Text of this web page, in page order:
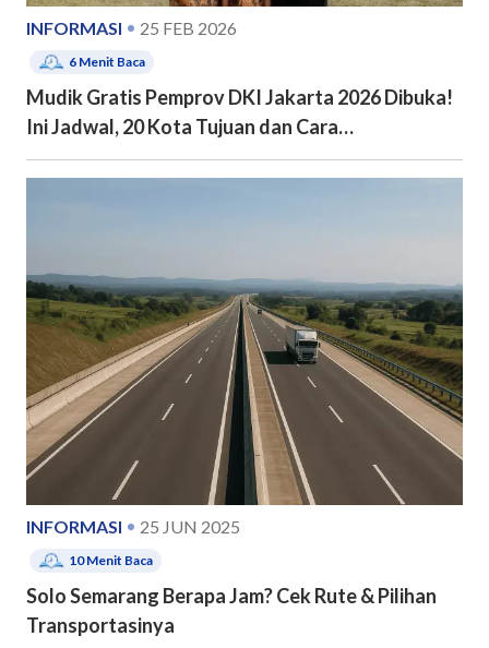
INFORMASI 25 FEB 2026
6 Menit Baca
Mudik Gratis Pemprov DKI Jakarta 2026 Dibuka!
Ini Jadwal, 20 Kota Tujuan dan Cara
Pendaftarannya
INFORMASI 25 JUN 2025
10Menit Baca
Solo Semarang Berapa Jam? Cek Rute & Pilihan
Transportasinya